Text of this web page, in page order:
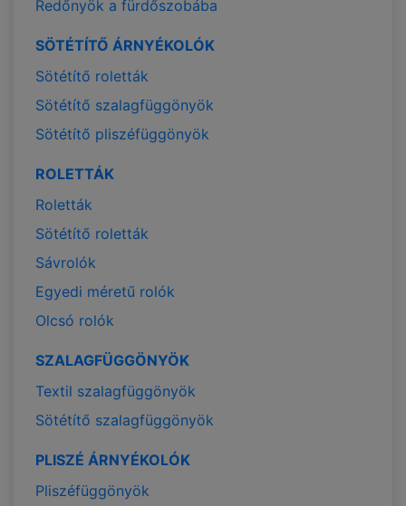
Redőnyök a fürdőszobába
SÖTÉTÍTŐ ÁRNYÉKOLÓK
Sötétítő roletták
Sötétítő szalagfüggönyök
Sötétítő pliszéfüggönyök
ROLETTÁK
Roletták
Sötétítő roletták
Sávrolók
Egyedi méretű rolók
Olcsó rolók
SZALAGFÜGGÖNYÖK
Textil szalagfüggönyök
Sötétítő szalagfüggönyök
PLISZÉ ÁRNYÉKOLÓK
Pliszéfüggönyök